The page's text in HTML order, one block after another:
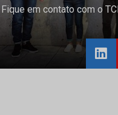
Fique em contato com o